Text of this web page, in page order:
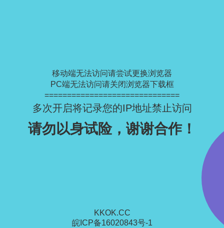
移动端无法访问请尝试更换浏览器
PC端无法访问请关闭浏览器下载框
==============================
多次开启将记录您的IP地址禁止访问
请勿以身试险，谢谢合作！
KKOK.CC
皖ICP备16020843号-1